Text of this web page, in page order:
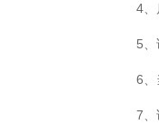
4、
5
6、
7、